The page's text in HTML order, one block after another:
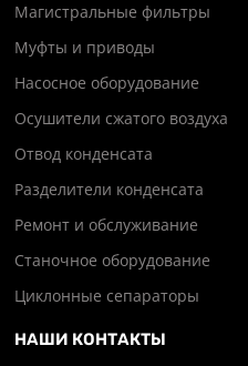
Магистральные фильтры
Муфты и приводы
Насосное оборудование
Осушители сжатого воздуха
Отвод конденсата
Разделители конденсата
Ремонт и обслуживание
Станочное оборудование
Циклонные сепараторы
НАШИ КОНТАКТЫ